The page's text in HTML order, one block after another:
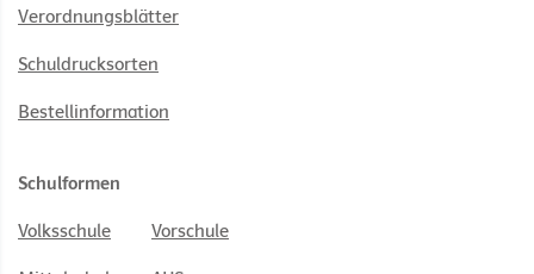
Verordnungsblätter
Schuldrucksorten
Bestellinformation
Schulformen
Volksschule Vorschule